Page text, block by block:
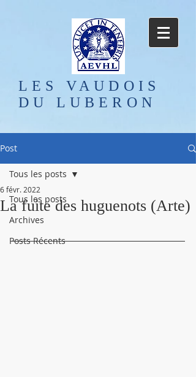
LES VAUDOIS
DU LUBERON
Post
Tous les posts
Archives
Posts Récents
Tous les posts
La fuite des huguenots (Arte)
6 févr. 2022